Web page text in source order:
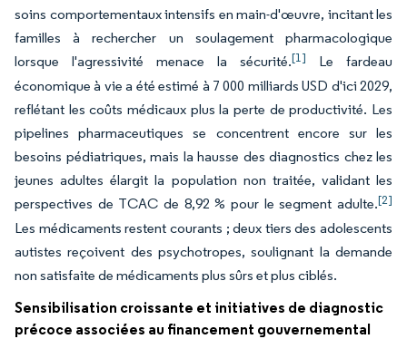
soins comportementaux intensifs en main-d'œuvre, incitant les
familles à rechercher un soulagement pharmacologique
lorsque l'agressivité menace la sécurité.[1]
Le fardeau
économique à vie a été estimé à 7 000 milliards USD d'ici 2029,
reflétant les coûts médicaux plus la perte de productivité. Les
pipelines pharmaceutiques se concentrent encore sur les
besoins pédiatriques, mais la hausse des diagnostics chez les
jeunes adultes élargit la population non traitée, validant les
perspectives de TCAC de 8,92 % pour le segment adulte.[2]
Les médicaments restent courants ; deux tiers des adolescents
autistes reçoivent des psychotropes, soulignant la demande
non satisfaite de médicaments plus sûrs et plus ciblés.
Sensibilisation croissante et initiatives de diagnostic
précoce associées au financement gouvernemental